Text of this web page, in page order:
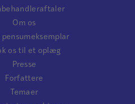
Om os
pensumeksemplar
os til et oplæg
Presse
Forfattere
Temaer